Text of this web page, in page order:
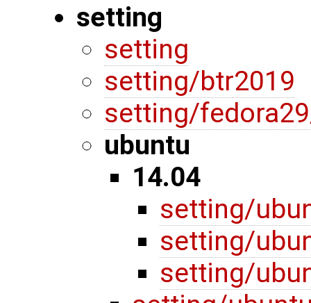
setting
setting
setting/btr2019
setting/
ubuntu
14.04
setting/
setting/
setting/